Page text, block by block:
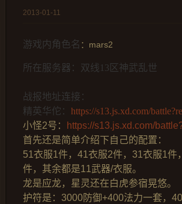
2013-01-11
游戏内角色名 ：mars2
所在服务器：双线13区神武乱世
战报地址连接：
精英华佗： https://s13.js.xd.com/
小怪2号：
https://s13.js.xd.com/
首先还是简单介绍下自己的配置：
51衣服1件，41衣服2件，31衣服1
件，其余都是11武器/衣服。
龙是应龙，星灵还在白虎参宿晃悠。
护符是：3000防御+400法力一套，